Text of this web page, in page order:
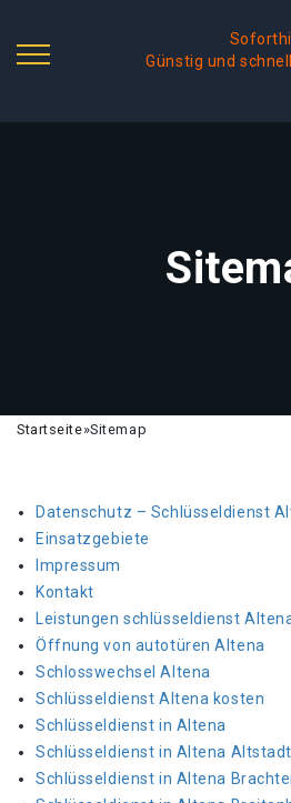
Günstig und
Startseite»Sitemap
Datenschutz – Schlüsseldienst
Einsatzgebiete
Impressum
Kontakt
Leistungen schlüsseldienst
Öffnung von autotüren Altena
Schlosswechsel Altena
Schlüsseldienst Altena kosten
Schlüsseldienst in Altena
Schlüsseldienst in Altena Altstadt
Schlüsseldienst in Altena